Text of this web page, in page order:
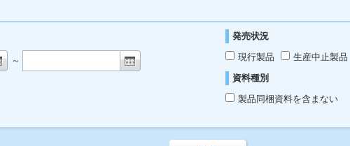
～
発売状況
現行製品
生産中止製品
資料種別
製品同梱資料を含まない